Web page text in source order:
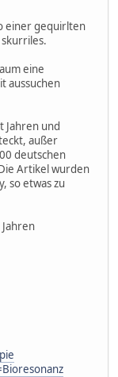
einer gequirlten
eine
aussuchen
Jahren und
außer
deutschen
Artikel wurden
so etwas zu